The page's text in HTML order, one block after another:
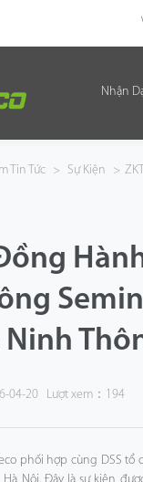
Nhận
Tin Tức > Sự Kiện >
Ninh
04-20Lượt xem：194
phối hợp cùng DSS